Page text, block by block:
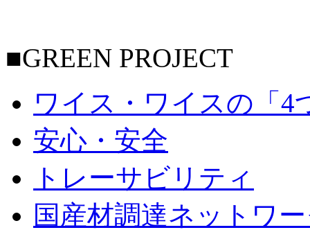
■GREEN PROJECT
ワイス・ワイスの「4
安心・安全
トレーサビリティ
国産材調達ネットワ